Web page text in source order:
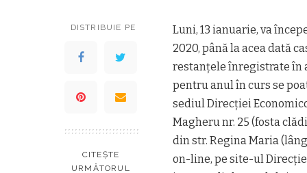
DISTRIBUIE PE
CITEȘTE
URMĂTORUL
Luni, 13 ianuarie, va
2020, până la acea dată
restanţele înregistrate în
pentru anul în curs se
sediul Direcţiei
Magheru nr. 25 (fosta
din str. Regina Maria
on-line, pe site-ul